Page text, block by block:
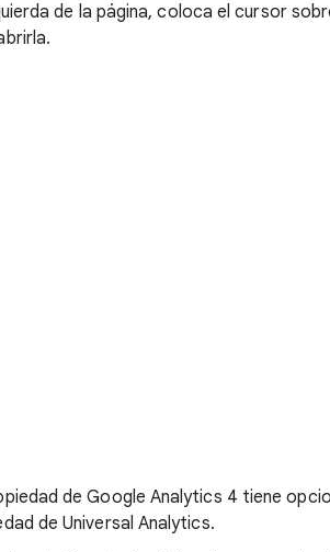
de la página, coloca el cursor
de Google Analytics 4 tiene
de Universal Analytics.